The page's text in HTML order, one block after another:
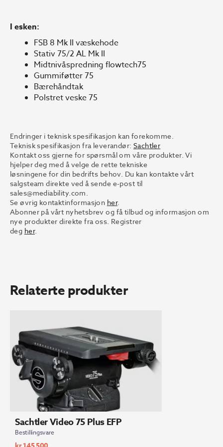
I esken:
FSB 8 Mk II væskehode
Stativ 75/2 AL Mk II
Midtnivåspredning flowtech75
Gummiføtter 75
Bærehåndtak
Polstret veske 75
Endringer i teknisk spesifikasjon kan forekomme.
Teknisk spesifikasjon fra leverandør: Sachtler
Kontakt oss gjerne for spørsmål om våre produkter. Vi
hjelper deg med å velge de rette tekniske
løsningene for din bedrifts behov. Du kan kontakte vårt
salgsteam direkte ved å sende e-post til
sales@mediability.com.
Se øvrig kontaktinformasjon her.
Abonner på vårt nyhetsbrev og få tilbud og informasjon om
nye produkter direkte fra oss. Registrer
deg her.
Relaterte produkter
Sachtler Video 75 Plus EFP
Bestillingsvare